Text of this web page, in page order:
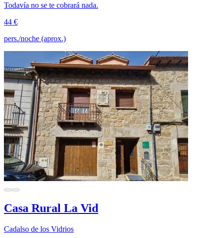
Todavía no se te cobrará nada.
44 €
pers./noche (aprox.)
Casa Rural La Vid
Cadalso de los Vidrios